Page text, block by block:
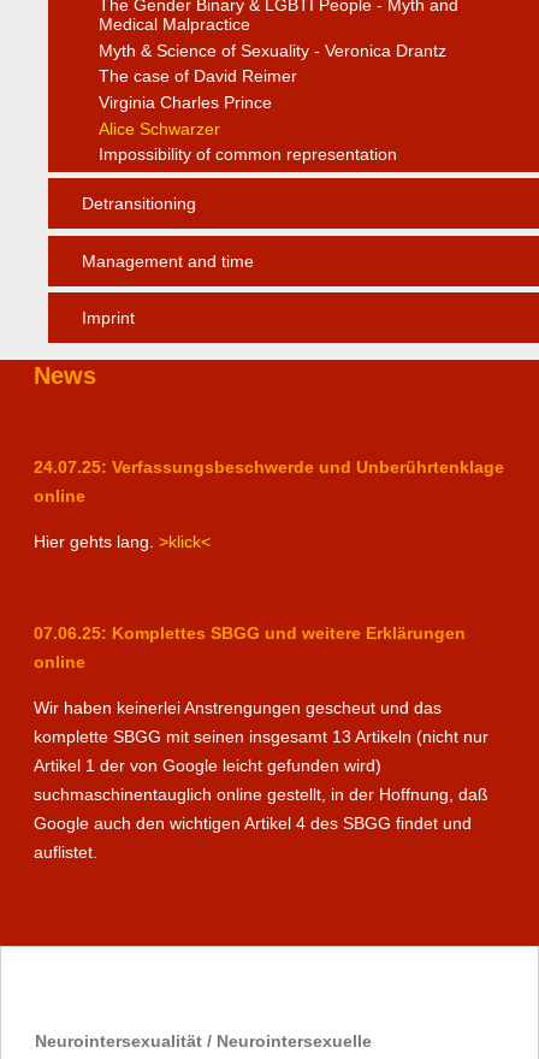
The Gender Binary & LGBTI People - Myth and
Medical Malpractice
Myth & Science of Sexuality - Veronica Drantz
The case of David Reimer
Virginia Charles Prince
Alice Schwarzer
Impossibility of common representation
Detransitioning
Management and time
Imprint
News
24.07.25: Verfassungsbeschwerde und Unberührtenklage
online
Hier gehts lang. >klick<
07.06.25: Komplettes SBGG und weitere Erklärungen
online
Wir haben keinerlei Anstrengungen gescheut und das
komplette SBGG mit seinen insgesamt 13 Artikeln (nicht nur
Artikel 1 der von Google leicht gefunden wird)
suchmaschinentauglich online gestellt, in der Hoffnung, daß
Google auch den wichtigen Artikel 4 des SBGG findet und
auflistet.
Neurointersexualität / Neurointersexuelle